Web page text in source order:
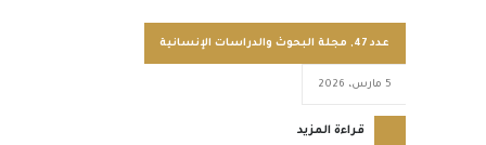
عدد 47 , مجلة البحوث والدراسات الإنسانية
5 مارس، 2026
قراءة المزيد